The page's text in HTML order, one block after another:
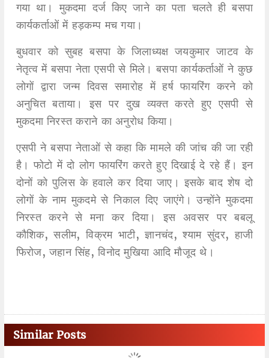
गया था। मुकदमा दर्ज किए जाने का पता चलते ही बसपा
कार्यकर्ताओं में हड़कम्प मच गया।
बुधवार को सुबह बसपा के जिलाध्यक्ष जयकुमार जाटव के
नेतृत्व में बसपा नेता एसपी से मिले। बसपा कार्यकर्ताओं ने कुछ
लोगों द्वारा जन्म दिवस समारोह में हर्ष फायरिंग करने को
अनुचित बताया। इस पर दुख व्यक्त करते हुए एसपी से
मुकदमा निरस्त कराने का अनुरोध किया।
एसपी ने बसपा नेताओं से कहा कि मामले की जांच की जा रही
है। फोटो में दो लोग फायरिंग करते हुए दिखाई दे रहे हैं। इन
दोनों को पुलिस के हवाले कर दिया जाए। इसके बाद शेष दो
लोगों के नाम मुकदमे से निकाल दिए जाएंगे। उन्होंने मुकदमा
निरस्त करने से मना कर दिया। इस अवसर पर बबलू
कौशिक, सलीम, विक्रम भाटी, ज्ञानचंद, श्याम सुंदर, हाजी
फिरोज, जहान सिंह, विनोद मुखिया आदि मौजूद थे।
Similar Posts